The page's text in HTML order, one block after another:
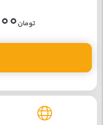
تومان